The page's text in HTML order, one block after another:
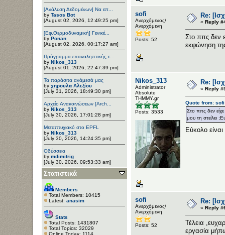
[Ανάλυση Δεδομένων] Να επ...
by Tasos Bot
[August 02, 2026, 12:49:25 pm]
[Εφ.Θερμοδυναμική] Γενικέ...
by Ponan
[August 02, 2026, 00:17:27 am]
Πρόγραμμα επαναληπτικής ε...
by Nikos_313
[August 01, 2026, 22:47:39 pm]
Τα παράσιτα ανάμεσά μας
by χηρουλα Αλεξίου
[July 31, 2026, 18:49:30 pm]
Αρχείο Ανακοινώσεων [Arch...
by Nikos_313
[July 30, 2026, 17:01:28 pm]
Μεταπτυχιακό στο EPFL
by Nikos_313
[July 30, 2026, 14:24:35 pm]
Οδύσσεια
by mdimitrig
[July 30, 2026, 09:53:33 am]
Στατιστικά
Members
Total Members: 10415
Latest: anasim
Stats
Total Posts: 1431807
Total Topics: 32029
Online Today: 1114
sofi
Ανερχόμενος/
Ανερχόμενη
Posts: 52
Re:
« Reply
Στο ππς δεν
εκφώνηση
Nikos_313
Administrator
Αbsolute
ΤΗΜΜΥ.gr
Posts: 3533
Re:
« Reply
Quote from:
Στο ππς δεν
μου τη στείλει
Εύκολο
sofi
Ανερχόμενος/
Ανερχόμενη
Posts: 52
Re:
« Reply
Τέλεια
εργασία